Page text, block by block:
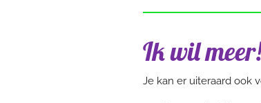
Ik wil
Je kan er uiteraard ook